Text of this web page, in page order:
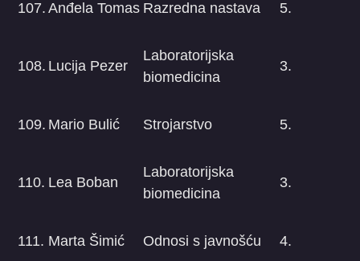
107. Anđela Tomas Razredna nastava 5.
108. Lucija Pezer
Laboratorijska
biomedicina
3.
109. Mario Bulić Strojarstvo 5.
110. Lea Boban
Laboratorijska
biomedicina
3.
111. Marta Šimić Odnosi s javnošću 4.